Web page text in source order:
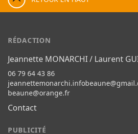
RÉDACTION
Jeannette MONARCHI / Laurent
06 79 64 43 86
beaune@orange.fr
Contact
PUBLICITÉ